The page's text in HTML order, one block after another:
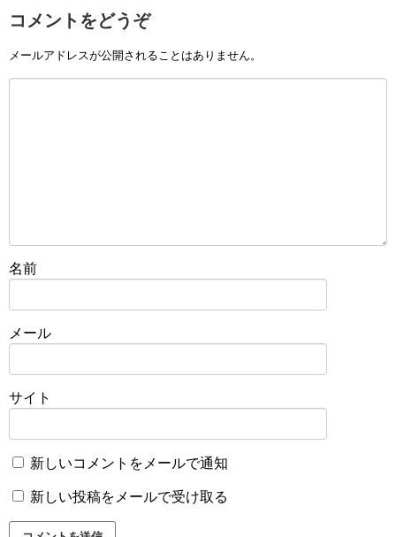
コメントをどうぞ
メールアドレスが公開されることはありません。
名前
メール
サイト
新しいコメントをメールで通知
新しい投稿をメールで受け取る